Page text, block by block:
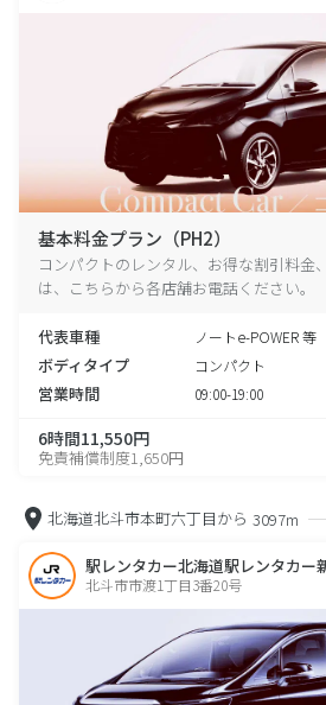
基本料金プラン（PH2）
コンパクトのレンタル、お得な割引料金
は、こちらから各店舗お電話ください。
代表車種 ノートe-POWER 等
ボディタイプ コンパクト
営業時間 09:00-19:00
6時間11,550円
免責補償制度1,650円
北海道北斗市本町六丁目から 3097m
駅レンタカー北海道駅レンタカー
北斗市市渡1丁目3番20号